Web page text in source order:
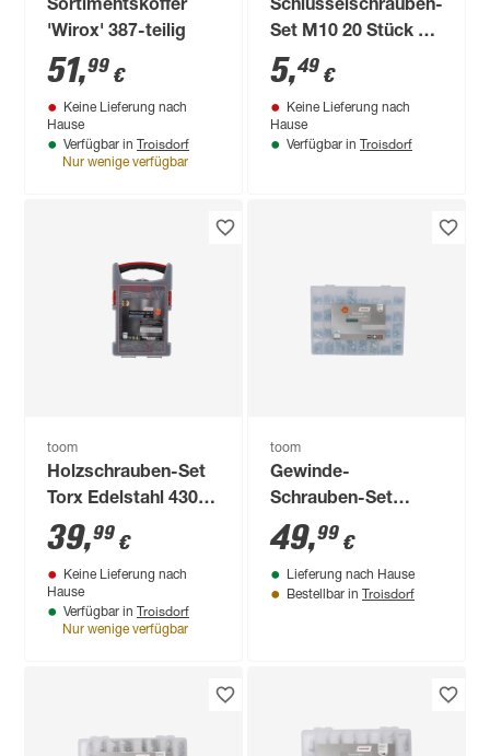
Sortimentskoffer
'Wirox' 387-teilig
51,99 €
Keine Lieferung nach
Hause
Verfügbar in Troisdorf
Nur wenige verfügbar
Schlüsselschrauben-
Set M10 20 Stück 30
mm
5,49 €
Keine Lieferung nach
Hause
Verfügbar in Troisdorf
toom
Holzschrauben-Set
Torx Edelstahl 430-
teilig
39,99 €
Keine Lieferung nach
Hause
Verfügbar in Troisdorf
Nur wenige verfügbar
toom
Gewinde-
Schrauben-Set
1750-teilig
49,99 €
Lieferung nach Hause
Bestellbar in Troisdorf